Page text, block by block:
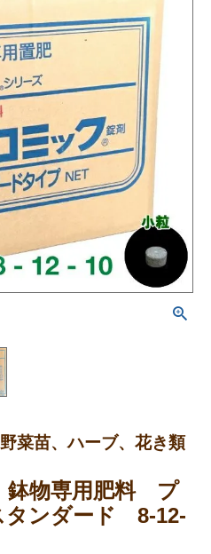
菜苗、ハーブ、花き類
物専用肥料 プ
ンダード 8-12-